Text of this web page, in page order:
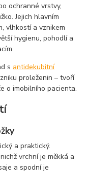
ochranné vrstvy,
Jejich hlavním
vlhkostí a vznikem
hygienu, pohodlí a
s antidekubitní
proleženin – tvoří
o imobilního pacienta.
a praktický.
vrchní je měkká a
a spodní je